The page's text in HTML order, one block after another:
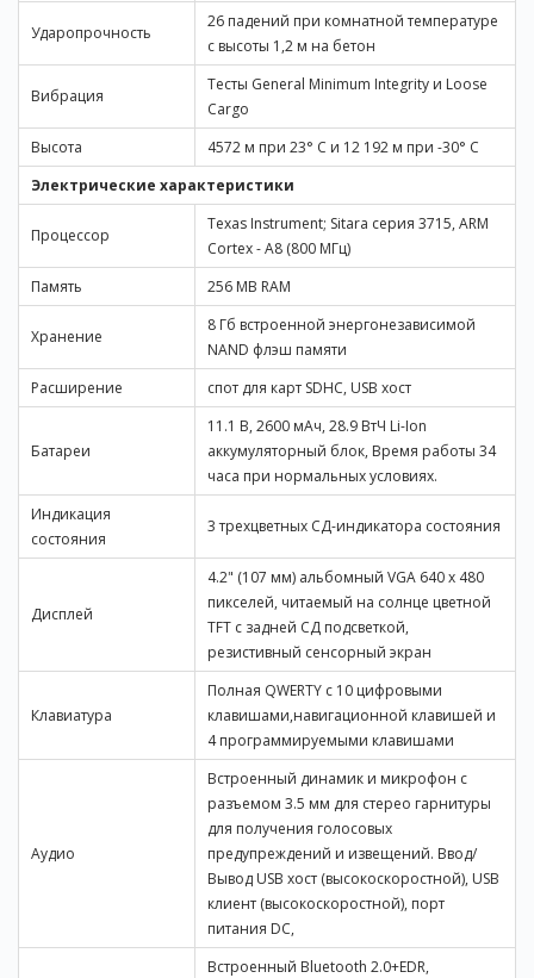
Ударопрочность
26 падений при комнатной температуре
с высоты 1,2 м на бетон
Вибрация
Тесты General Minimum Integrity и Loose
Cargo
Высота
4572 м при 23° С и 12 192 м при -30° С
Электрические характеристики
Процессор
Texas Instrument; Sitara серия 3715, ARM
Cortex - A8 (800 МГц)
Память
256 МВ RAM
Хранение
8 Гб встроенной энергонезависимой
NAND флэш памяти
Расширение
спот для карт SDHC, USB хост
Батареи
11.1 В, 2600 мАч, 28.9 ВтЧ Li-Ion
аккумуляторный блок, Время работы 34
часа при нормальных условиях.
Индикация
состояния
3 трехцветных СД-индикатора состояния
Дисплей
4.2" (107 мм) альбомный VGA 640 x 480
пикселей, читаемый на солнце цветной
TFT с задней СД подсветкой,
резистивный сенсорный экран
Клавиатура
Полная QWERTY с 10 цифровыми
клавишами,навигационной клавишей и
4 программируемыми клавишами
Аудио
Встроенный динамик и микрофон с
разъемом 3.5 мм для стерео гарнитуры
для получения голосовых
предупреждений и извещений. Ввод/
Вывод USB хост (высокоскоростной), USB
клиент (высокоскоростной), порт
питания DC,
Встроенный Bluetooth 2.0+EDR,